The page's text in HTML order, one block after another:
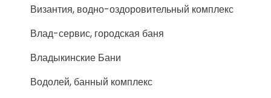
Византия, водно-оздоровительный комплекс
Влад-сервис, городская баня
Владыкинские Бани
Водолей, банный комплекс